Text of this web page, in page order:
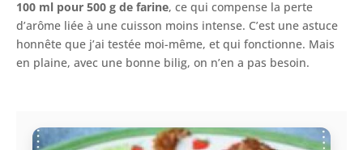
100 ml pour 500 g de farine, ce qui compense la perte
d’arôme liée à une cuisson moins intense. C’est une astuce
honnête que j’ai testée moi-même, et qui fonctionne. Mais
en plaine, avec une bonne bilig, on n’en a pas besoin.